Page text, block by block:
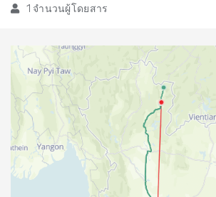
1 จำนวนผู้โดยสาร